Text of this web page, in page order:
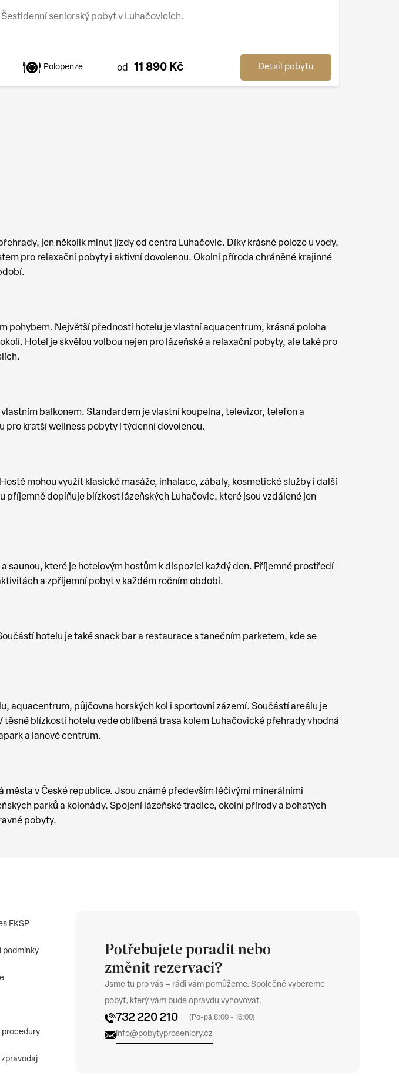
Šestidenní seniorský pobyt v Luhačovicích.
Polopenze 11 890 Kč Detail pobytu
jen několik minut jízdy od centra Luhačovic. Díky krásné poloze u vody,
pro relaxační pobyty i aktivní dovolenou. Okolní příroda chráněné krajinné
Největší předností hotelu je vlastní aquacentrum, krásná poloha
Hotel je skvělou volbou nejen pro lázeňské a relaxační pobyty, ale také pro
balkonem. Standardem je vlastní koupelna, televizor, telefon a
kratší wellness pobyty i týdenní dovolenou.
mohou využít klasické masáže, inhalace, zábaly, kosmetické služby i další
doplňuje blízkost lázeňských Luhačovic, které jsou vzdálené jen
které je hotelovým hostům k dispozici každý den. Příjemné prostředí
a zpříjemní pobyt v každém ročním období.
hotelu je také snack bar a restaurace s tanečním parketem, kde se
aquacentrum, půjčovna horských kol i sportovní zázemí. Součástí areálu je
blízkosti hotelu vede oblíbená trasa kolem Luhačovické přehrady vhodná
a lanové centrum.
v České republice. Jsou známé především léčivými minerálními
parků a kolonády. Spojení lázeňské tradice, okolní přírody a bohatých
pobyty.
FKSP
podmínky
procedury
zpravodaj
Potřebujete poradit nebo
změnit rezervaci?
Jsme tu pro vás – rádi vám pomůžeme. Společně vybereme
pobyt, který vám bude opravdu vyhovovat.
732 220 210 (Po-pá 8:00 - 16:00)
info@pobytyproseniory.cz